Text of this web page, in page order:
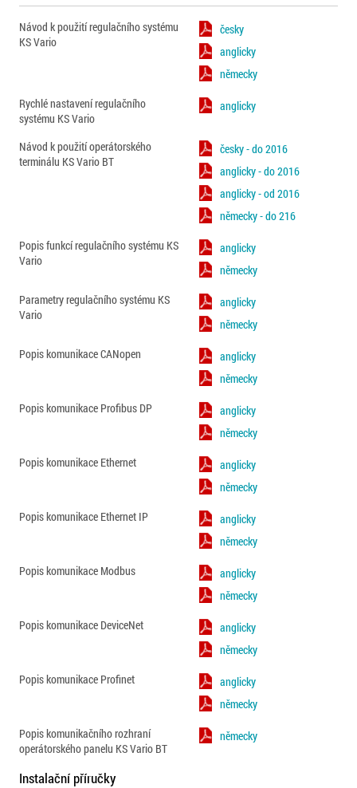
Návod k použití regulačního systému
KS Vario
česky
anglicky
německy
Rychlé nastavení regulačního
systému KS Vario
anglicky
Návod k použití operátorského
terminálu KS Vario BT
česky - do 2016
anglicky - do 2016
anglicky - od 2016
německy - do 216
Popis funkcí regulačního systému KS
Vario
anglicky
německy
Parametry regulačního systému KS
Vario
anglicky
německy
Popis komunikace CANopen
anglicky
německy
Popis komunikace Profibus DP
anglicky
německy
Popis komunikace Ethernet
anglicky
německy
Popis komunikace Ethernet IP
anglicky
německy
Popis komunikace Modbus
anglicky
německy
Popis komunikace DeviceNet
anglicky
německy
Popis komunikace Profinet
anglicky
německy
Popis komunikačního rozhraní
operátorského panelu KS Vario BT
německy
Instalační příručky